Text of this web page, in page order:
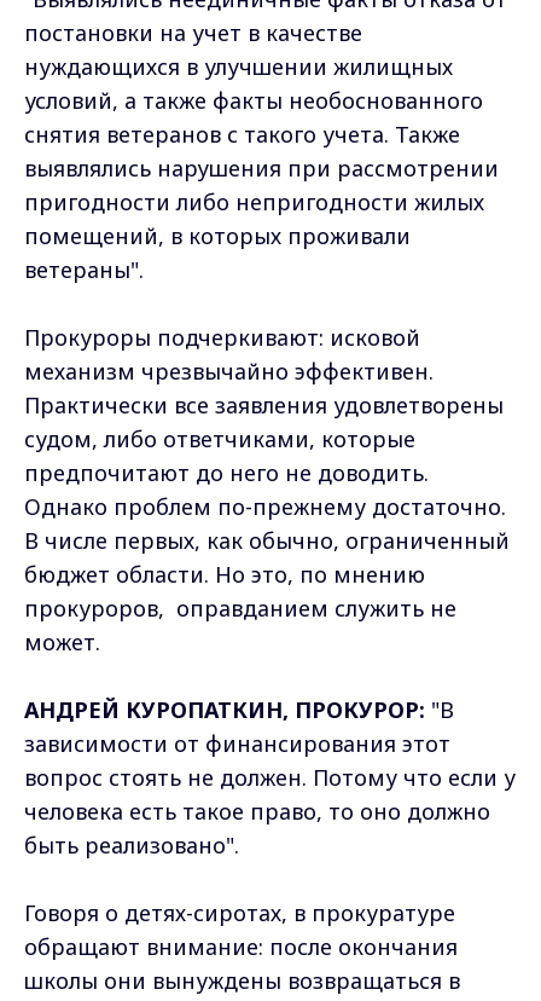
постановки на учет в качестве
нуждающихся в улучшении жилищных
условий, а также факты необоснованного
снятия ветеранов с такого учета. Также
выявлялись нарушения при рассмотрении
пригодности либо непригодности жилых
помещений, в которых проживали
ветераны".
Прокуроры подчеркивают: исковой
механизм чрезвычайно эффективен.
Практически все заявления удовлетворены
судом, либо ответчиками, которые
предпочитают до него не доводить.
Однако проблем по-прежнему достаточно.
В числе первых, как обычно, ограниченный
бюджет области. Но это, по мнению
прокуроров, оправданием служить не
может.
АНДРЕЙ КУРОПАТКИН, ПРОКУРОР: "В
зависимости от финансирования этот
вопрос стоять не должен. Потому что если у
человека есть такое право, то оно должно
быть реализовано".
Говоря о детях-сиротах, в прокуратуре
обращают внимание: после окончания
школы они вынуждены возвращаться в